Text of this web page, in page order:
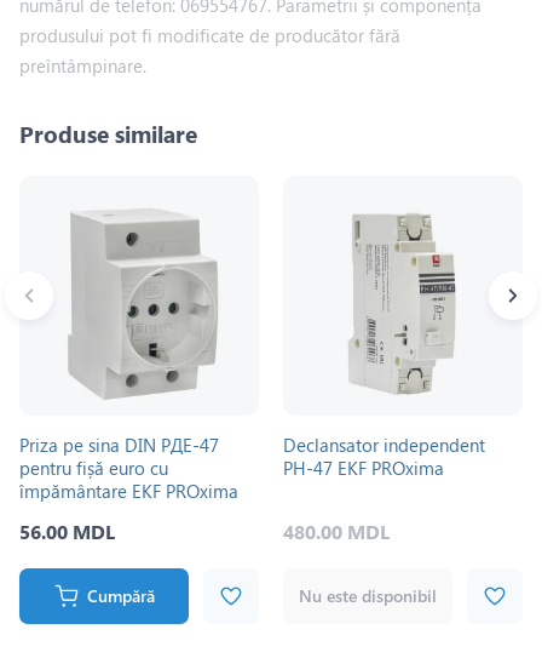
produsului pot fi modificate de producător fără
preîntâmpinare.
Produse similare
Priza pe sina DIN РДЕ-47
pentru fișă euro cu
împământare EKF PROxima
56.00 MDL
Cumpără
Declansator independent
РН-47 EKF PROxima
480.00 MDL
Nu este disponibil